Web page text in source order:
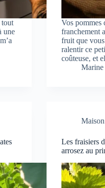
tout
une
Vos pommes
franchement
fruit que
ralentir ce
coûteuse, et
Marine
Maison
Les fraisiers
arrosez au